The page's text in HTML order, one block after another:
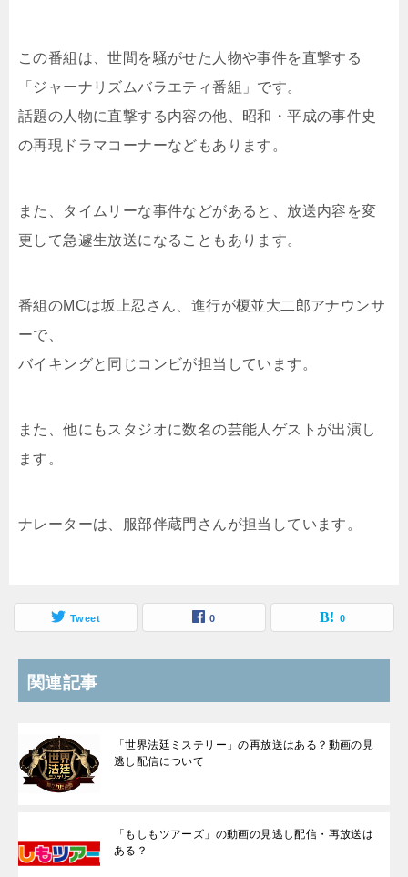
この番組は、世間を騒がせた人物や事件を直撃する
「ジャーナリズムバラエティ番組」です。
話題の人物に直撃する内容の他、昭和・平成の事件史
の再現ドラマコーナーなどもあります。
また、タイムリーな事件などがあると、放送内容を変
更して急遽生放送になることもあります。
番組のMCは坂上忍さん、進行が榎並大二郎アナウンサ
ーで、
バイキングと同じコンビが担当しています。
また、他にもスタジオに数名の芸能人ゲストが出演し
ます。
ナレーターは、服部伴蔵門さんが担当しています。
Tweet 0 0
関連記事
「世界法廷ミステリー」の再放送はある？動画の見
逃し配信について
「もしもツアーズ」の動画の見逃し配信・再放送は
ある？